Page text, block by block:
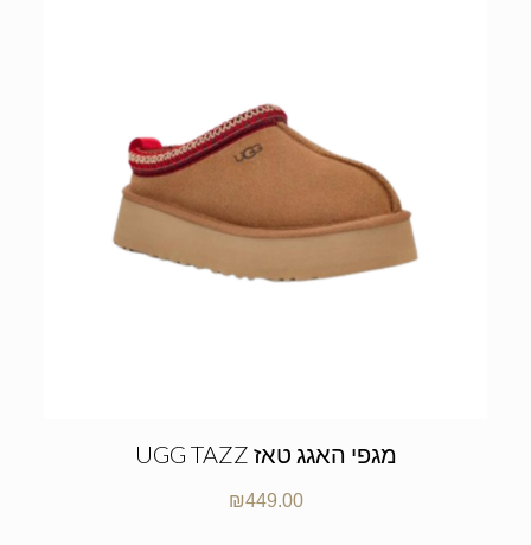
UGG TAZZ מגפי האגג טאז
₪449.00